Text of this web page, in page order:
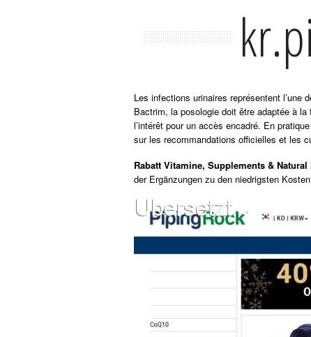
Les infections urinaires représentent
Bactrim, la posologie doit être adaptée à
l’intérêt pour un accès encadré. En
sur les recommandations officielles et les
Rabatt Vitamine, Supplements &
der Ergänzungen zu den niedrigsten